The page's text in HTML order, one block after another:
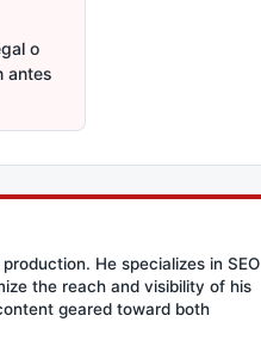
o
antes
He specializes in SEO
the reach and visibility of his
geared toward both